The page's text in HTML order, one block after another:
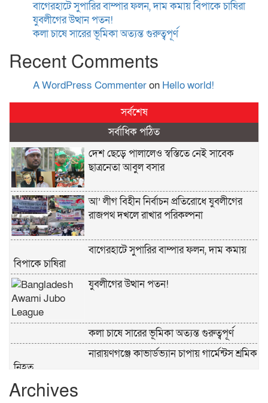
বাগেরহাটে সুপারির বাম্পার ফলন, দাম কমায় বিপাকে চাষিরা
যুবলীগের উত্থান পতন!
কলা চাষে সারের ভূমিকা অত্যন্ত গুরুত্বপূর্ণ
Recent Comments
A WordPress Commenteron Hello world!
সর্বশেষ
সর্বাধিক পঠিত
দেশ ছেড়ে পালালেও স্বস্তিতে নেই সাবেক
ছাত্রনেতা আবুল বসার
আ’ লীগ বিহীন নির্বাচন প্রতিরোধে যুবলীগের
রাজপথ দখলে রাখার পরিকল্পনা
বাগেরহাটে সুপারির বাম্পার ফলন, দাম কমায়
বিপাকে চাষিরা
যুবলীগের উত্থান পতন!
কলা চাষে সারের ভূমিকা অত্যন্ত গুরুত্বপূর্ণ
নারায়ণগঞ্জে কাভার্ডভ্যান চাপায় গার্মেন্টস শ্রমিক
নিহত
Archives